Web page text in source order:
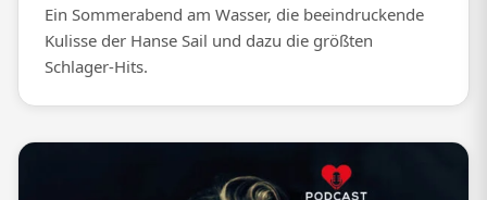
Ein Sommerabend am Wasser, die beeindruckende
Kulisse der Hanse Sail und dazu die größten
Schlager-Hits.